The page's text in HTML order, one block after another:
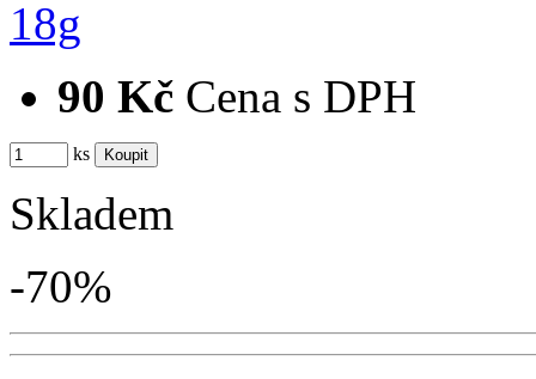
90 Kč Cena s DPH
ks
Skladem
-70%